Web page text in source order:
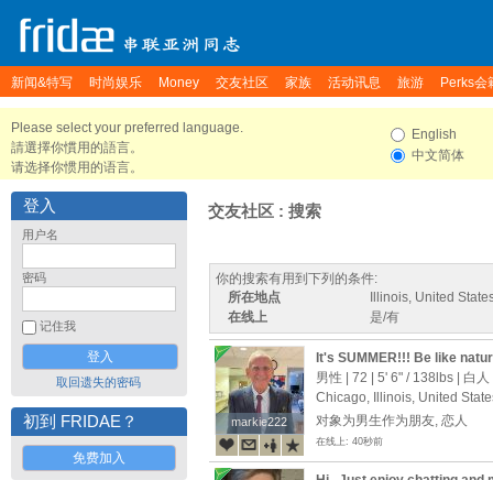
新闻&特写 时尚娱乐 Money 交友社区 家族 活动讯息 旅游 Perks会
Please select your preferred language.
請選擇你慣用的語言。
请选择你惯用的语言。
English
中文简体
登入
用户名
密码
记住我
取回遗失的密码
初到 FRIDAE？
免费加入
交友社区 : 搜索
你的搜索有用到下列的条件:
所在地点
Illinois, United
在线上
是/有
markie222
markie222
It's SUMMER!!! Be like
me into a loving, long-term
男性 | 72 | 5' 6" / 138lbs | 白人
Chicago, Illinois, United
对象为男生作为朋友, 恋人
在线上: 40秒前